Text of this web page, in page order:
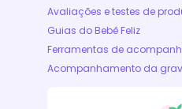
Avaliações e testes de
Guias do Bebê Feliz
Ferramentas de
Acompanhamento da